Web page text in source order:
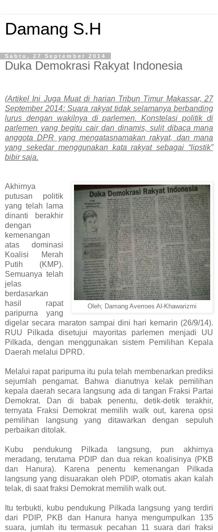
Damang S.H
Sabtu, 27 September 2014
Duka Demokrasi Rakyat Indonesia
(Artikel Ini Juga Muat di harian Tribun Timur Makassar, 27
September 2014: Suara rakyat tidak selamanya berbanding
lurus dengan wakilnya di parlemen. Konstelasi politik di
parlemen yang begitu cair dan dinamis, sulit dibaca mana
anggota DPR yang mengatasnamakan rakyat, dan mana
yang sekedar menggunakan kata rakyat sebagai “lipstik”
bibir saja.
Oleh; Damang Averroes Al-Khawarizmi
Akhirnya
putusan politik
yang telah lama
dinanti berakhir
dengan
kemenangan
atas dominasi
Koalisi Merah
Putih (KMP).
Semuanya telah
jelas
berdasarkan
hasil rapat
paripurna yang
digelar secara maraton sampai dini hari kemarin (26/9/14).
RUU Pilkada disetujui mayoritas parlemen menjadi UU
Pilkada, dengan menggunakan sistem Pemilihan Kepala
Daerah melalui DPRD.
Melalui rapat paripurna itu pula telah membenarkan prediksi
sejumlah pengamat. Bahwa dianutnya kelak pemilihan
kepala daerah secara langsung ada di tangan Fraksi Partai
Demokrat. Dan di babak penentu, detik-detik terakhir,
ternyata Fraksi Demokrat memilih walk out, karena opsi
pemilihan langsung yang ditawarkan dengan sepuluh
perbaikan ditolak.
Kubu pendukung Pilkada langsung, pun akhirnya
meradang, terutama PDIP dan dua rekan koalisinya (PKB
dan Hanura). Karena penentu kemenangan Pilkada
langsung yang disuarakan oleh PDIP, otomatis akan kalah
telak, di saat fraksi Demokrat memilih walk out.
Itu terbukti, kubu pendukung Pilkada langsung yang terdiri
dari PDIP, PKB dan Hanura hanya mengumpulkan 135
suara, jumlah itu termasuk pecahan 11 suara dari fraksi